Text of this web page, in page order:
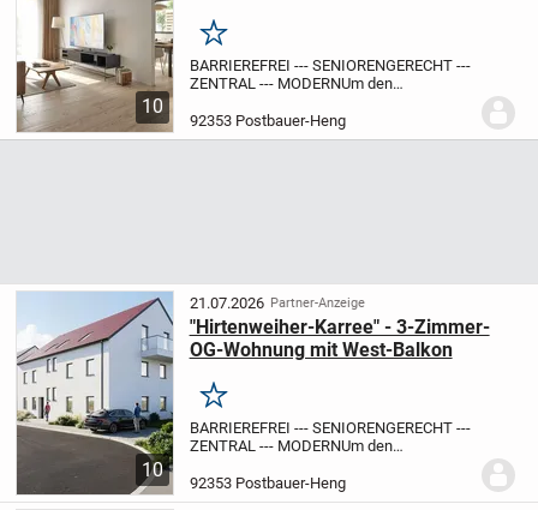
10
Merken
BARRIEREFREI --- SENIORENGERECHT ---
ZENTRAL --- MODERNUm den
in mehreren Bauabschnitten das Neubau-
Areal "Hirtenweiher-Karree" mit fünf
92353 Postbauer-Heng
10
21.07.2026 Partner-Anzeige
"Hirtenweiher-Karree" - 3-Zimmer-
OG-Wohnung mit West-Balkon
Merken
BARRIEREFREI --- SENIORENGERECHT ---
ZENTRAL --- MODERNUm den
in mehreren Bauabschnitten das Neubau-
Areal "Hirtenweiher-Karree" mit fünf
92353 Postbauer-Heng